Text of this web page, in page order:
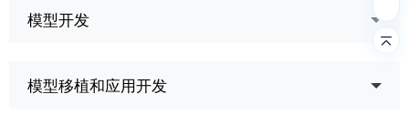
模型开发
模型移植和应用开发